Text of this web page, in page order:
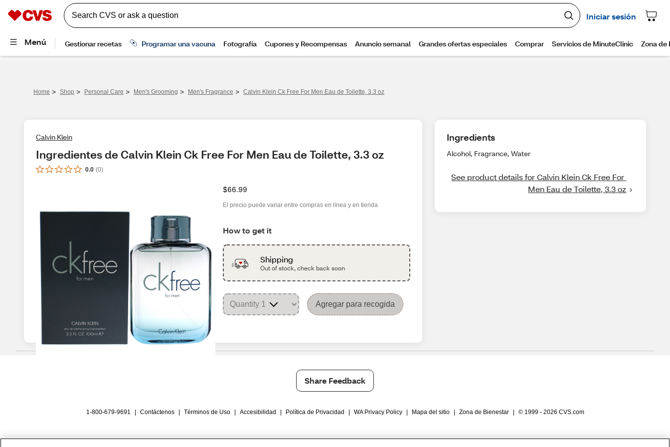
Home > Shop > Personal Care > Men's Grooming > Men's Fragrance​ > Calvin Klein Ck Free For Men Eau de Toilette, 3.3 oz
Calvin Klein
Ingredientes de Calvin Klein Ck Free For Men Eau de Toilette, 3.3 oz
0.0 (0)
$66.99
El precio puede variar entre compras en línea y en tienda
How to get it
Shipping
Out of stock, check back soon
Agregar para recogida
Ingredients
Alcohol, Fragrance, Water
See product details for Calvin Klein Ck Free For
Men Eau de Toilette, 3.3 oz
Share Feedback
1-800-679-9691 Contáctenos Términos de Uso Accesibilidad Política de Privacidad WA Privacy Policy Mapa del sitio Zona de Bienestar © 1999 - 2026 CVS.com